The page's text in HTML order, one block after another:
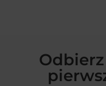
Odbierz